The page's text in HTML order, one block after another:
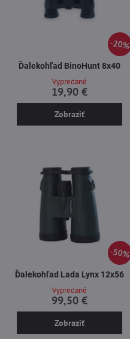
20%
Ďalekohľad BinoHunt 8x40
Vypredané
19,90 €
Zobraziť
50%
Ďalekohľad Lada Lynx 12x56
Vypredané
99,50 €
Zobraziť